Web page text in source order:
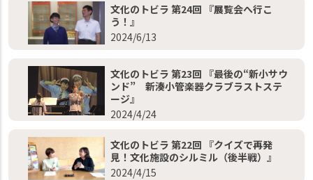
文化のトビラ 第24回 『展覧会へ行こ
う！』
2024/6/13
文化のトビラ 第23回 『最後の“新小サウ
ンド” 新湊小管楽器クラブラストステ
ージ』
2024/4/24
文化のトビラ 第22回 『クイズで再発
見！文化施設のシルミル（後半戦）』
2024/4/15